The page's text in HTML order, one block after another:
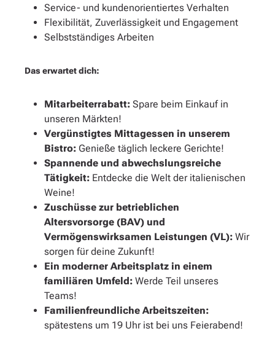
Service- und kundenorientiertes Verhalten
Flexibilität, Zuverlässigkeit und Engagement
Selbstständiges Arbeiten
Das erwartet dich:
Mitarbeiterrabatt: Spare beim Einkauf in
unseren Märkten!
Vergünstigtes Mittagessen in unserem
Bistro: Genieße täglich leckere Gerichte!
Spannende und abwechslungsreiche
Tätigkeit: Entdecke die Welt der italienischen
Weine!
Zuschüsse zur betrieblichen
Altersvorsorge (BAV) und
Vermögenswirksamen Leistungen (VL): Wir
sorgen für deine Zukunft!
Ein moderner Arbeitsplatz in einem
familiären Umfeld: Werde Teil unseres
Teams!
Familienfreundliche Arbeitszeiten:
spätestens um 19 Uhr ist bei uns Feierabend!